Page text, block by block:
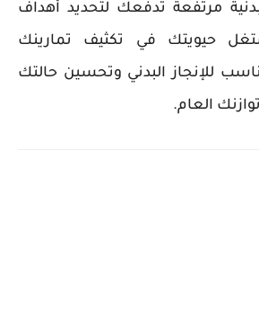
مرتفعة تدفعك لتحديد أهداف
حيويتك في تكثيف تمارينك
للإنجاز البدني وتحسين حالتك
العام.